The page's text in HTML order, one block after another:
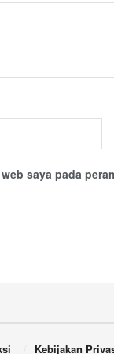
saya pada
Kebijakan